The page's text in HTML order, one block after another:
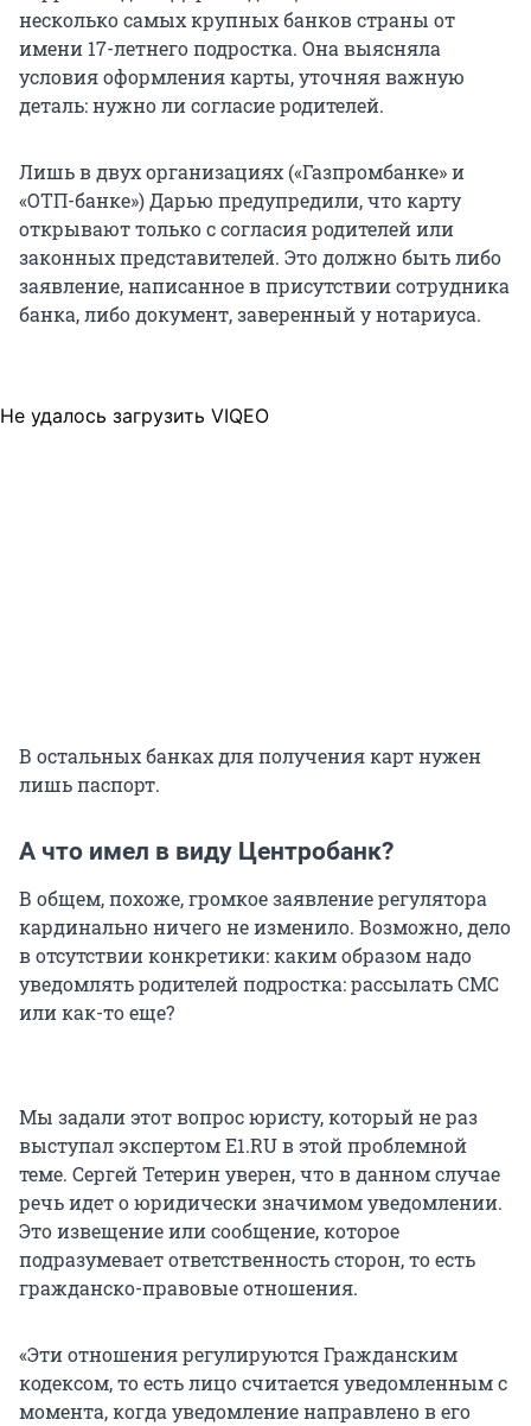
несколько самых крупных банков страны от
имени 17-летнего подростка. Она выясняла
условия оформления карты, уточняя важную
деталь: нужно ли согласие родителей.
Лишь в двух организациях («Газпромбанке» и
«ОТП-банке») Дарью предупредили, что карту
открывают только с согласия родителей или
законных представителей. Это должно быть либо
заявление, написанное в присутствии сотрудника
банка, либо документ, заверенный у нотариуса.
Не удалось загрузить VIQEO
В остальных банках для получения карт нужен
лишь паспорт.
А что имел в виду Центробанк?
В общем, похоже, громкое заявление регулятора
кардинально ничего не изменило. Возможно, дело
в отсутствии конкретики: каким образом надо
уведомлять родителей подростка: рассылать СМС
или как-то еще?
Мы задали этот вопрос юристу, который не раз
выступал экспертом E1.RU в этой проблемной
теме. Сергей Тетерин уверен, что в данном случае
речь идет о юридически значимом уведомлении.
Это извещение или сообщение, которое
подразумевает ответственность сторон, то есть
гражданско-правовые отношения.
«Эти отношения регулируются Гражданским
кодексом, то есть лицо считается уведомленным с
момента, когда уведомление направлено в его